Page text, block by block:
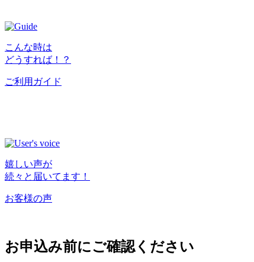
こんな時は
どうすれば！？
ご利用ガイド
嬉しい声が
続々と届いてます！
お客様の声
お申込み前にご確認ください